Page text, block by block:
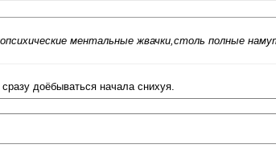
ментальные жвачки,столь полные
доёбываться начала снихуя.